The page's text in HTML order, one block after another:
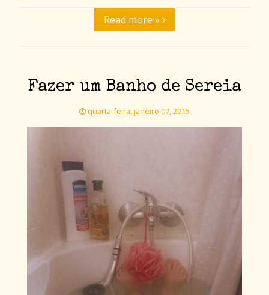
Read more »
Fazer um Banho de Sereia
quarta-feira, janeiro 07, 2015